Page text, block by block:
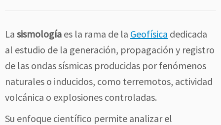
La sismología es la rama de la Geofísica dedicada
al estudio de la generación, propagación y registro
de las ondas sísmicas producidas por fenómenos
naturales o inducidos, como terremotos, actividad
volcánica o explosiones controladas.
Su enfoque científico permite analizar el